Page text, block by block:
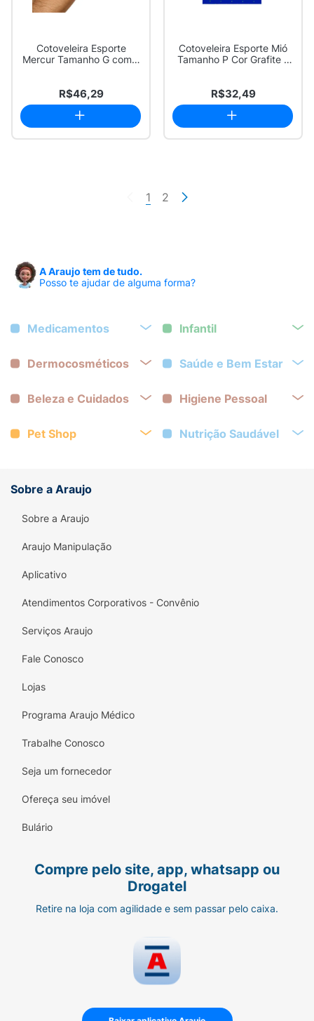
Cotoveleira Esporte
Mercur Tamanho G com 1
R$46,29
Cotoveleira Esporte Mió
Tamanho P Cor Grafite 1
R$32,49
1 2
A Araujo tem de tudo.
Posso te ajudar de alguma forma?
Medicamentos Infantil
Dermocosméticos Saúde e Bem Estar
Beleza e Cuidados Higiene Pessoal
Pet Shop Nutrição Saudável
Sobre a Araujo
Sobre a Araujo
Araujo Manipulação
Aplicativo
Atendimentos Corporativos - Convênio
Serviços Araujo
Fale Conosco
Lojas
Programa Araujo Médico
Trabalhe Conosco
Seja um fornecedor
Ofereça seu imóvel
Bulário
Compre pelo site, app, whatsapp ou
Drogatel
Retire na loja com agilidade e sem passar pelo caixa.